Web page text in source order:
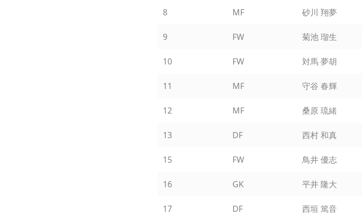
8 MF 砂川 翔夢
9 FW 菊池 瑠生
10 FW 対馬 夢胡
11 MF 守谷 春輝
12 MF 桑原 琉緒
13 DF 西村 和真
15 FW 鳥井 優志
16 GK 平井 隆大
17 DF 西垣 篤音